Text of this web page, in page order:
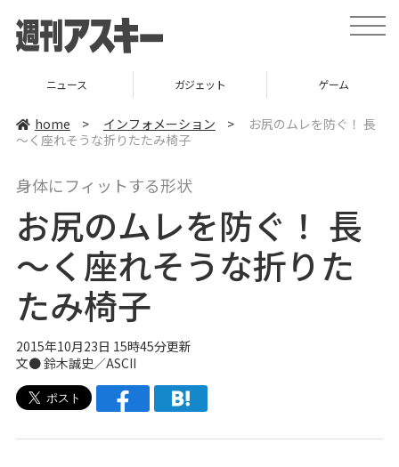
t
o
v
ニュース ガジェット ゲーム
home > インフォメーション >
お尻のムレを防ぐ！ 長
～く座れそうな折りたたみ椅子
身体にフィットする形状
お尻のムレを防ぐ！ 長
～く座れそうな折りた
たみ椅子
2015年10月23日 15時45分更新
文● 鈴木誠史／ASCII